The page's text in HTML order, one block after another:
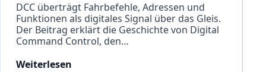
DCC überträgt Fahrbefehle, Adressen und
Funktionen als digitales Signal über das Gleis.
Der Beitrag erklärt die Geschichte von Digital
Command Control, den…
Weiterlesen